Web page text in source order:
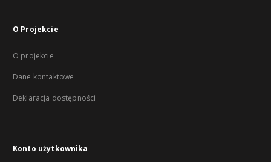
O Projekcie
O projekcie
Dane kontaktowe
Deklaracja dostępności
Konto użytkownika